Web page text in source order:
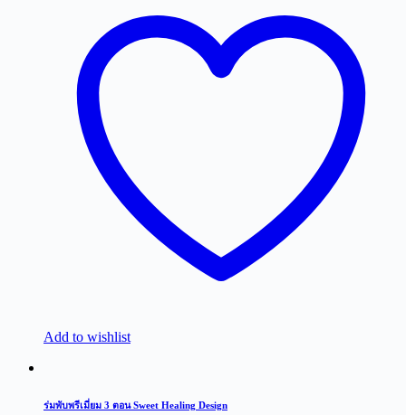
Add to wishlist
ร่มพับพรีเมี่ยม 3 ตอน Sweet Healing Design